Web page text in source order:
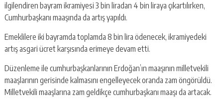
ilgilendiren bayram ikramiyesi 3 bin liradan 4 bin liraya çıkartılırken,
Cumhurbaşkanı maaşında da artış yapıldı.
Emeklilere iki bayramda toplamda 8 bin lira ödenecek, ikramiyedeki
artış asgari ücret karşısında erimeye devam etti.
Düzenleme ile cumhurbaşkanlarının Erdoğan’ın maaşının milletvekili
maaşlarının gerisinde kalmasını engelleyecek oranda zam öngörüldü.
Milletvekili maaşlarına zam geldikçe cumhurbaşkanı maaşı da artacak.